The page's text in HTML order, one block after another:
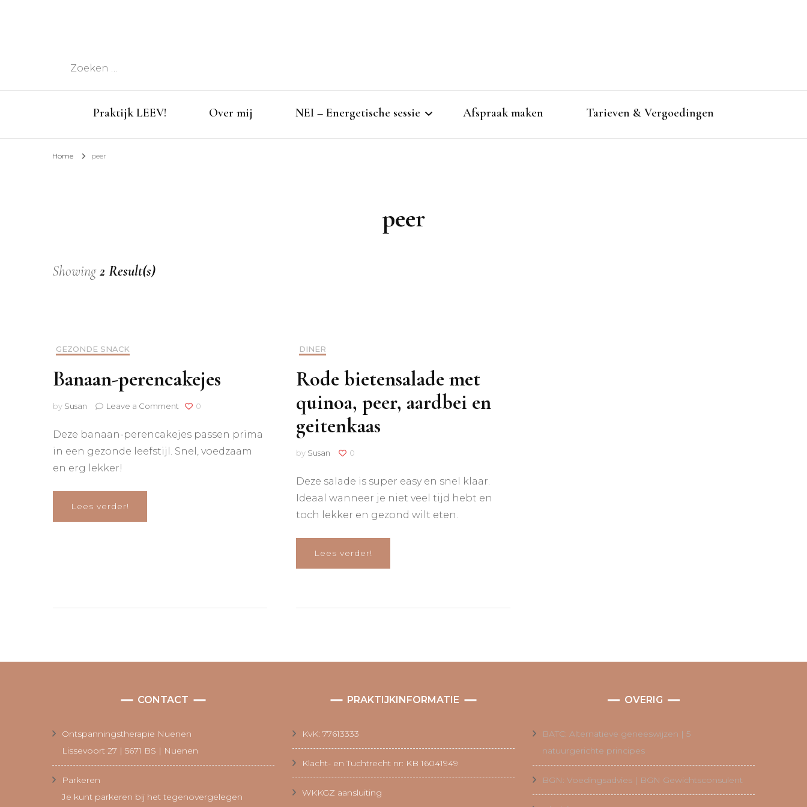
Zoeken
Praktijk LEEV! Over mij NEI – Energetische sessie
NEI voor kind en gezin
Afspraak maken Tarieven & Vergoedingen
Home peer
peer
Showing2 Result(s)
GEZONDE SNACK
Banaan-perencakejes
by Susan Leave a Commenton
perencakejes
0
Deze banaan-perencakejes passen prima
in een gezonde leefstijl. Snel, voedzaam
en erg lekker!
Lees verder!
DINER
Rode bietensalade met
quinoa, peer, aardbei en
geitenkaas
by Susan 0
Deze salade is super easy en snel klaar.
Ideaal wanneer je niet veel tijd hebt en
toch lekker en gezond wilt eten.
Lees verder!
CONTACT
Ontspanningstherapie Nuenen
Lissevoort 27 | 5671 BS | Nuenen
Parkeren
Je kunt parkeren bij het tegenovergelegen
PRAKTIJKINFORMATIE
KvK: 77613333
Klacht- en Tuchtrecht nr: KB 16041949
WKKGZ aansluiting
OVERIG
BATC: Alternatieve geneeswijzen | 5
natuurgerichte principes
BGN: Voedingsadvies | BGN Gewichtsconsulent